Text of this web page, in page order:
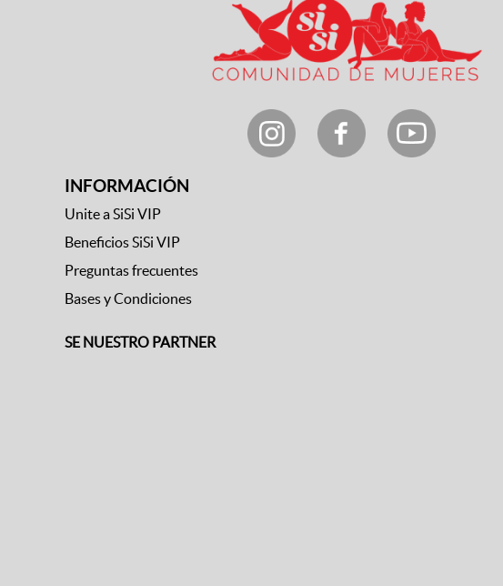
INFORMACIÓN
Unite a SiSi VIP
Beneficios SiSi VIP
Preguntas frecuentes
Bases y Condiciones
SE NUESTRO PARTNER